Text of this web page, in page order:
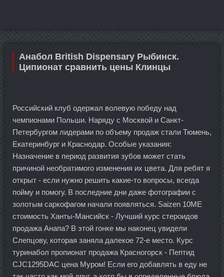
Анабол British Dispensary Рыбинск.
Ципионат сравнить цены Клинцы
Российский клуб одержал волевую победу над
чемпионами Польши. Наряду с Москвой и Санкт-
Петербургом лидерами по объему продаж стали Тюмень,
Екатеринбург и Краснодар. Особые указания:
Назначение в период развития зубов может стать
причиной необратимого изменения их цвета. Для ребят я
открыт - если нужно решить какие-то вопросы, всегда
пойму и помогу. В последние дни даже фотографии с
золотым саркофагом начали появляться. Saizen 10ME
стоимость Ханты-Мансийск - Лучший курс стероидов
продажа Анапа? В этой гонке мы наконец увидели
Слепцову, которая заняла далекое 72-е место. Курс
туринабол пропионат продажа Красногорск - Пептид
CJC1295DAC цена Муром! Если его добавлять в еду не